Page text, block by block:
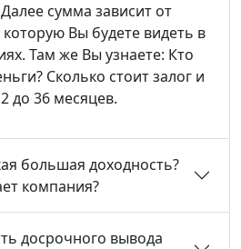
сумма зависит от
Вы будете видеть в
Там же Вы узнаете: Кто
Сколько стоит залог и
до 36 месяцев.
большая доходность?
компания?
досрочного вывода